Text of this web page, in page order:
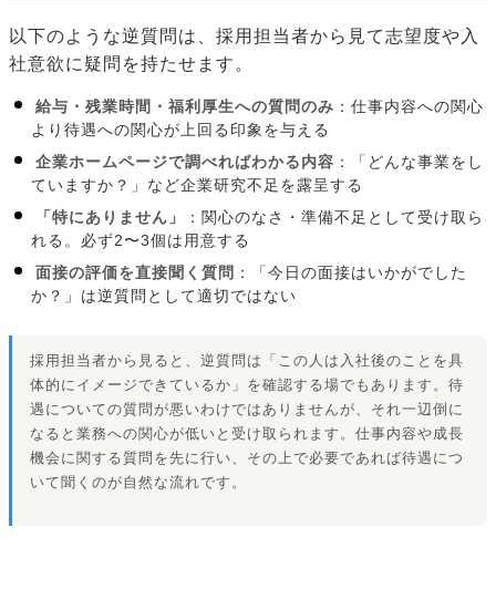
以下のような逆質問は、採用担当者から見て志望度や入
社意欲に疑問を持たせます。
給与・残業時間・福利厚生への質問のみ ：仕事内容への関心
より待遇への関心が上回る印象を与える
企業ホームページで調べればわかる内容 ：「どんな事業をし
ていますか？」など企業研究不足を露呈する
「特にありません」
：関心のなさ・準備不足として受け取ら
れる。必ず2〜3個は用意する
面接の評価を直接聞く質問 ：「今日の面接はいかがでした
か？」は逆質問として適切ではない
採用担当者から見ると、逆質問は「この人は入社後のことを具
体的にイメージできているか」を確認する場でもあります。待
遇についての質問が悪いわけではありませんが、それ一辺倒に
なると業務への関心が低いと受け取られます。仕事内容や成長
機会に関する質問を先に行い、その上で必要であれば待遇につ
いて聞くのが自然な流れです。